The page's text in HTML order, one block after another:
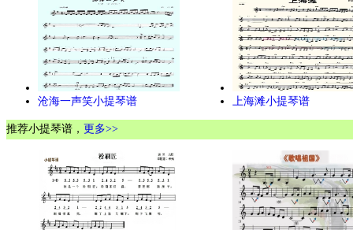
沧海一声笑小提琴谱 上海滩小提琴谱
推荐小提琴谱， 更多>>